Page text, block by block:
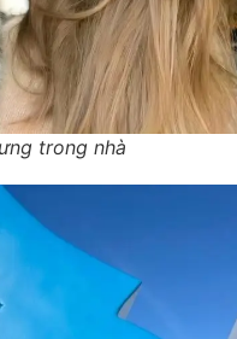
trong nhà